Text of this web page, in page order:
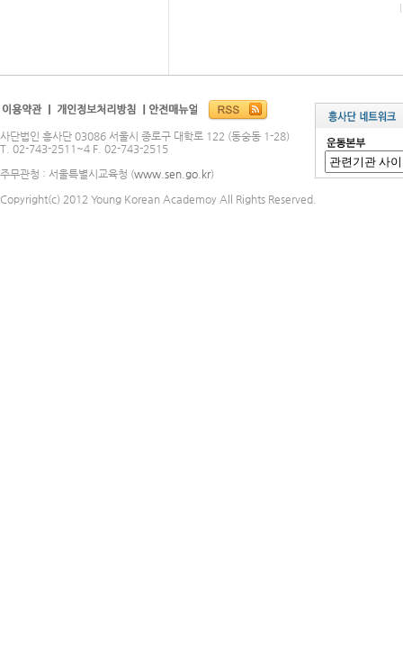
사단법인 흥사단 03086 서울시 종로구 대학로 122 (동숭동 1-28)
T. 02-743-2511~4 F. 02-743-2515
주무관청 : 서울특별시교육청 (www.sen.go.kr)
Copyright(c) 2012 Young Korean Academoy All Rights Reserved.